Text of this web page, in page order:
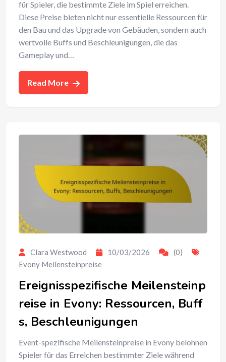
für Spieler, die bestimmte Ziele im Spiel erreichen.
Diese Preise bieten nicht nur essentielle Ressourcen für
den Bau und das Upgrade von Gebäuden, sondern auch
wertvolle Buffs und Beschleunigungen, die das
Gameplay und…
Read More
Clara Westwood 10/03/2026
(0)
Evony Meilensteinpreise
Ereignisspezifische Meilensteinp
reise in Evony: Ressourcen, Buff
s, Beschleunigungen
Event-spezifische Meilensteinpreise in Evony belohnen
Spieler für das Erreichen bestimmter Ziele während